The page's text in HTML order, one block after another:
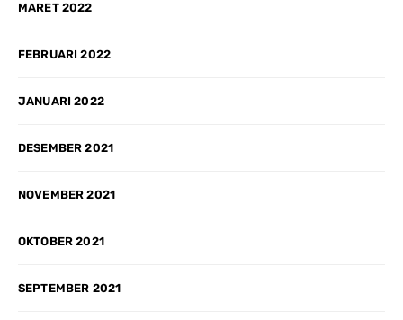
MARET 2022
FEBRUARI 2022
JANUARI 2022
DESEMBER 2021
NOVEMBER 2021
OKTOBER 2021
SEPTEMBER 2021